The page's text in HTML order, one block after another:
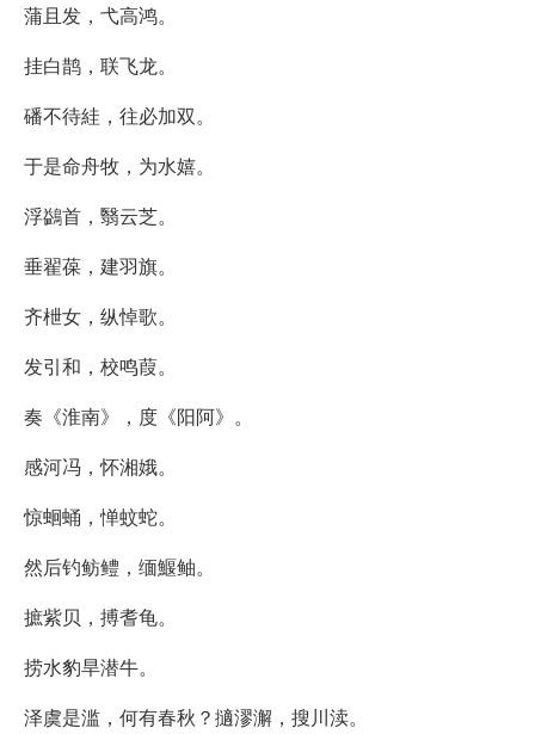
蒲且发，弋高鸿。
挂白鹊，联飞龙。
磻不待絓，往必加双。
于是命舟牧，为水嬉。
浮鷁首，翳云芝。
垂翟葆，建羽旗。
齐枻女，纵悼歌。
发引和，校鸣葭。
奏《淮南》，度《阳阿》。
感河冯，怀湘娥。
惊蛔蛹，惮蚊蛇。
然后钓鲂鳢，缅鰋鲉。
摭紫贝，搏耆龟。
捞水豹旱潜牛。
泽虞是滥，何有春秋？擿漻澥，搜川渎。